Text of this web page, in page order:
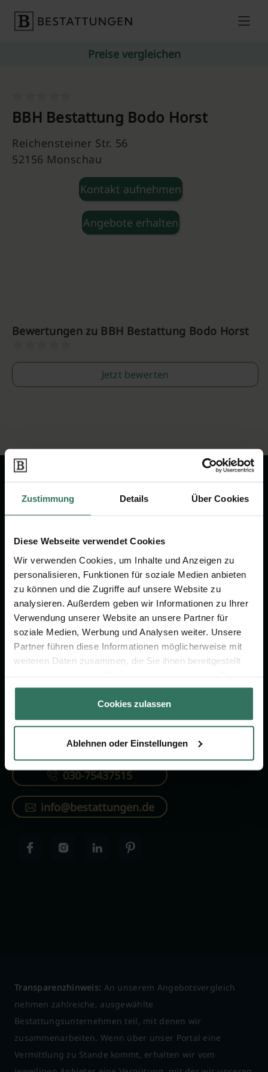
Zustimmung Details Über Cookies
Diese Webseite verwendet Cookies
Wir verwenden Cookies, um Inhalte und Anzeigen zu
personalisieren, Funktionen für soziale Medien anbieten
zu können und die Zugriffe auf unsere Website zu
analysieren. Außerdem geben wir Informationen zu Ihrer
Verwendung unserer Website an unsere Partner für
soziale Medien, Werbung und Analysen weiter. Unsere
Partner führen diese Informationen möglicherweise mit
weiteren Daten zusammen, die Sie ihnen bereitgestellt
gesammelt haben.
Cookies zulassen
Ablehnen oder Einstellungen
Preise vergleichen
BBH Bestattung Bodo Horst
Reichensteiner Str. 56
52156 Monschau
Kontakt aufnehmen
Angebote erhalten
Bewertungen zu BBH Bestattung Bodo Horst
Jetzt bewerten
Wir sind Ihr Ansprechpartner rund
Vorsorge.
Jetzt beraten lassen
FÜR SIE
Vergleich
Verzeichnis
FÜR BESTATTER
Online-Portal
KONTAKTIEREN SIE UNS
030-75437515
info@bestattungen.de
Transparenzhinweis: An unserem Angebotsvergleich
nehmen zahlreiche, ausgewählte
Bestattungsunternehmen teil, mit denen wir
zusammenarbeiten. Wenn über unser Portal eine
Vermittlung zu Stande kommt, erhalten wir vom